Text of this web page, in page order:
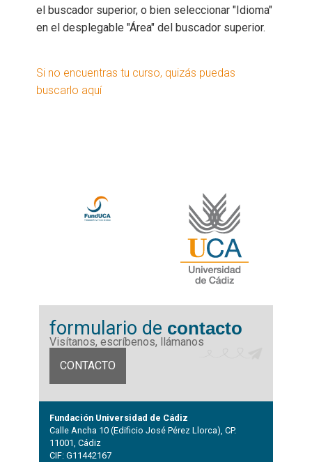
el buscador superior, o bien seleccionar "Idioma"
en el desplegable "Área" del buscador superior.
Si no encuentras tu curso, quizás puedas
buscarlo aquí
formulario de contacto
Visítanos, escríbenos, llámanos
CONTACTO
Fundación Universidad de Cádiz
Calle Ancha 10 (Edificio José Pérez Llorca), CP.
11001, Cádiz
CIF: G11442167